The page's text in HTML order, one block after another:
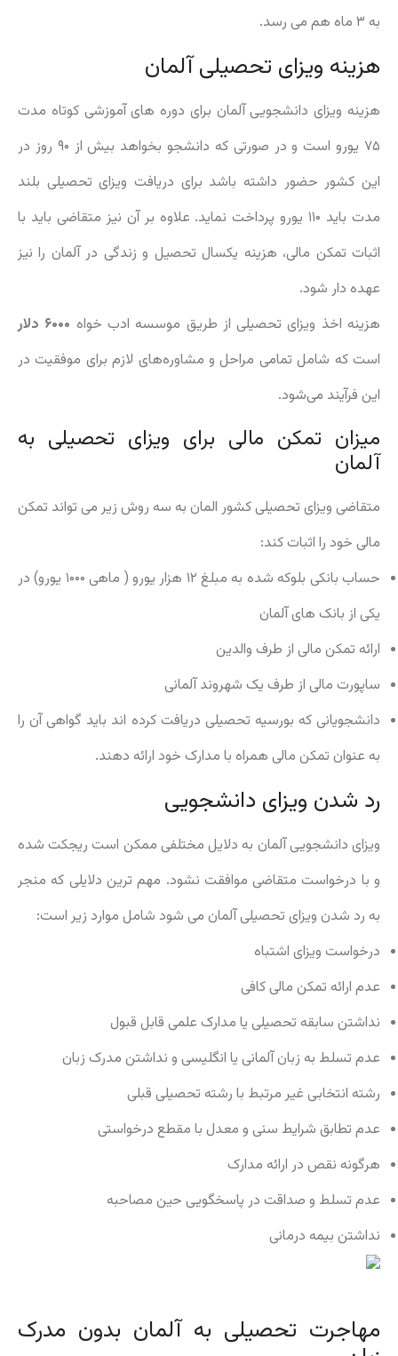
به ۳ ماه هم می رسد.
هزینه ویزای تحصیلی آلمان
هزینه ویزای دانشجویی آلمان برای دوره های آموزشی کوتاه مدت
۷۵ یورو است و در صورتی که دانشجو بخواهد بیش از ۹۰ روز در
این کشور حضور داشته باشد برای دریافت ویزای تحصیلی بلند
مدت باید ۱۱۰ یورو پرداخت نماید. علاوه بر آن نیز متقاضی باید با
اثبات تمکن مالی، هزینه یکسال تحصیل و زندگی در آلمان را نیز
عهده دار شود.
هزینه اخذ ویزای تحصیلی از طریق موسسه ادب خواه ۶۰۰۰ دلار
است که شامل تمامی مراحل و مشاوره‌های لازم برای موفقیت در
این فرآیند می‌شود.
میزان تمکن مالی برای ویزای تحصیلی به
آلمان
متقاضی ویزای تحصیلی کشور المان به سه روش زیر می تواند تمکن
مالی خود را اثبات کند:
حساب بانکی بلوکه شده به مبلغ ۱۲ هزار یورو ( ماهی ۱۰۰۰ یورو) در
یکی از بانک های آلمان
ارائه تمکن مالی از طرف والدین
ساپورت مالی از طرف یک شهروند آلمانی
دانشجویانی که بورسیه تحصیلی دریافت کرده اند باید گواهی آن را
به عنوان تمکن مالی همراه با مدارک خود ارائه دهند.
رد شدن ویزای دانشجویی
ویزای دانشجویی آلمان به دلایل مختلفی ممکن است ریجکت شده
و با درخواست متقاضی موافقت نشود. مهم ترین دلایلی که منجر
به رد شدن ویزای تحصیلی آلمان می شود شامل موارد زیر است:
درخواست ویزای اشتباه
عدم ارائه تمکن مالی کافی
نداشتن سابقه تحصیلی یا مدارک علمی قابل قبول
عدم تسلط به زبان آلمانی یا انگلیسی و نداشتن مدرک زبان
رشته انتخابی غیر مرتبط با رشته تحصیلی قبلی
عدم تطابق شرایط سنی و معدل با مقطع درخواستی
هرگونه نقص در ارائه مدارک
عدم تسلط و صداقت در پاسخگویی حین مصاحبه
نداشتن بیمه درمانی
مهاجرت تحصیلی به آلمان بدون مدرک